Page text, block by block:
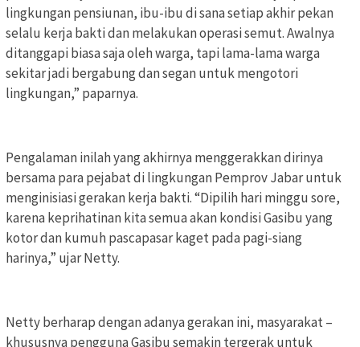
lingkungan pensiunan, ibu-ibu di sana setiap akhir pekan
selalu kerja bakti dan melakukan operasi semut. Awalnya
ditanggapi biasa saja oleh warga, tapi lama-lama warga
sekitar jadi bergabung dan segan untuk mengotori
lingkungan,” paparnya.
Pengalaman inilah yang akhirnya menggerakkan dirinya
bersama para pejabat di lingkungan Pemprov Jabar untuk
menginisiasi gerakan kerja bakti. “Dipilih hari minggu sore,
karena keprihatinan kita semua akan kondisi Gasibu yang
kotor dan kumuh pascapasar kaget pada pagi-siang
harinya,” ujar Netty.
Netty berharap dengan adanya gerakan ini, masyarakat –
khususnya pengguna Gasibu semakin tergerak untuk